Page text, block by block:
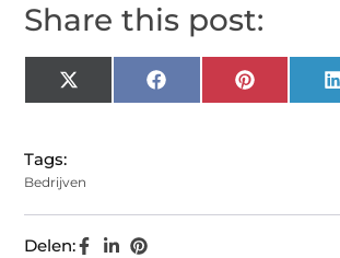
Share this post:
X
(Twitter)
Facebook Pinterest
Tags:
Bedrijven
Delen: